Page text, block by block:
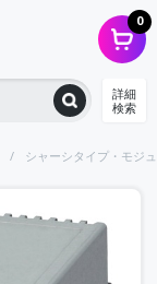
0
詳細
検索
シャーシタイプ・モジ